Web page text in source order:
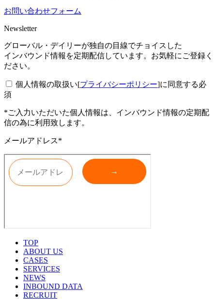
お問い合わせフォーム
Newsletter
グローバル・デイリーが独自の目線でチョイスした
インバウンド情報を定期配信しています。お気軽にご登録く
ださい。
個人情報の取扱い[プライバシーポリシー]に同意する必
須
*ご入力いただいた個人情報は、インバウンド情報の定期配
信の為に利用致します。
メールアドレス*
TOP
ABOUT US
CASES
SERVICES
NEWS
INBOUND DATA
RECRUIT